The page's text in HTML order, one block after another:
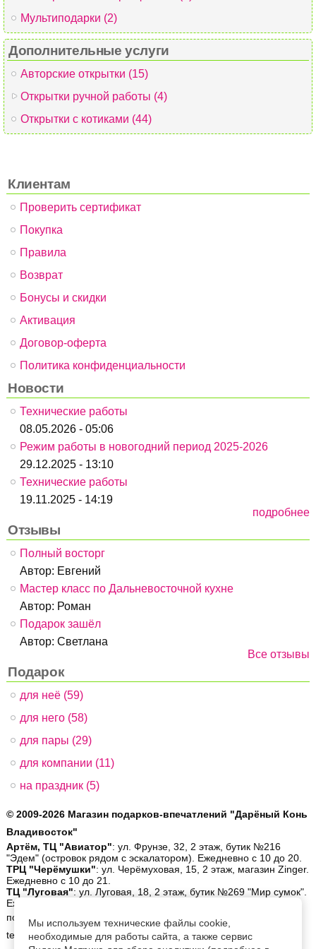
Мультиподарки (2)
Дополнительные услуги
Авторские открытки (15)
Открытки ручной работы (4)
Открытки с котиками (44)
Клиентам
Проверить сертификат
Покупка
Правила
Возврат
Бонусы и скидки
Активация
Договор-оферта
Политика конфиденциальности
Новости
Технические работы
08.05.2026 - 05:06
Режим работы в новогодний период 2025-2026
29.12.2025 - 13:10
Технические работы
19.11.2025 - 14:19
подробнее
Отзывы
Полный восторг
Автор: Евгений
Мастер класс по Дальневосточной кухне
Автор: Роман
Подарок зашёл
Автор:Светлана
Все отзывы
Подарок
для неё (59)
для него (58)
для пары (29)
для компании (11)
на праздник (5)
© 2009-2026 Магазин подарков-впечатлений "Дарёный Конь
Владивосток"
Артём, ТЦ "Авиатор": ул. Фрунзе, 32, 2 этаж, бутик №216
"Эдем" (островок рядом с эскалатором). Ежедневно с 10 до 20.
ТРЦ "Черёмушки": ул. Черёмуховая, 15, 2 этаж, магазин Zinger.
Ежедневно с 10 до 21.
ТЦ "Луговая": ул. Луговая, 18, 2 этаж, бутик №269 "Мир сумок".
Ежедневно с 10 до 19.
позвонить:
| написать: order@gifthorse.ru
telegram:+7-902-559-08-30| whatsapp: +7-902-559-08-30
Мы используем технические файлы cookie,
необходимые для работы сайта, а также сервис